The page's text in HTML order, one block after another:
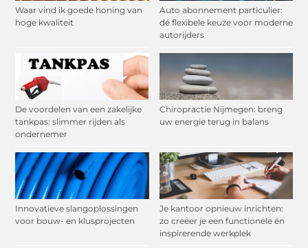
Waar vind ik goede honing van
hoge kwaliteit
Auto abonnement particulier:
dé flexibele keuze voor moderne
autorijders
De voordelen van een zakelijke
tankpas: slimmer rijden als
ondernemer
Chiropractie Nijmegen: breng
uw energie terug in balans
Innovatieve slangoplossingen
voor bouw- en klusprojecten
Je kantoor opnieuw inrichten:
zo creëer je een functionele én
inspirerende werkplek